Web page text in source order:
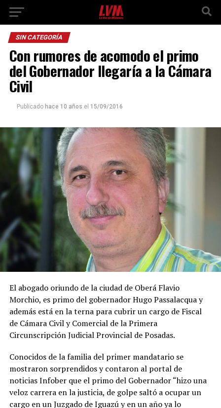
SIN CATEGORÍA
Con rumores de acomodo el primo
del Gobernador llegaría a la Cámara
Civil
Publicado hace 10 años el 15/09/2016
El abogado oriundo de la ciudad de Oberá Flavio
Morchio, es primo del gobernador Hugo Passalacqua y
además está en la terna para cubrir un cargo de Fiscal
de Cámara Civil y Comercial de la Primera
Circunscripción Judicial Provincial de Posadas.
Conocidos de la familia del primer mandatario se
mostraron sorprendidos y contaron al portal de
noticias Infober que el primo del Gobernador “hizo una
veloz carrera en la justicia, de golpe saltó a ocupar un
cargo en un Juzgado de Iguazú y en un año ya lo